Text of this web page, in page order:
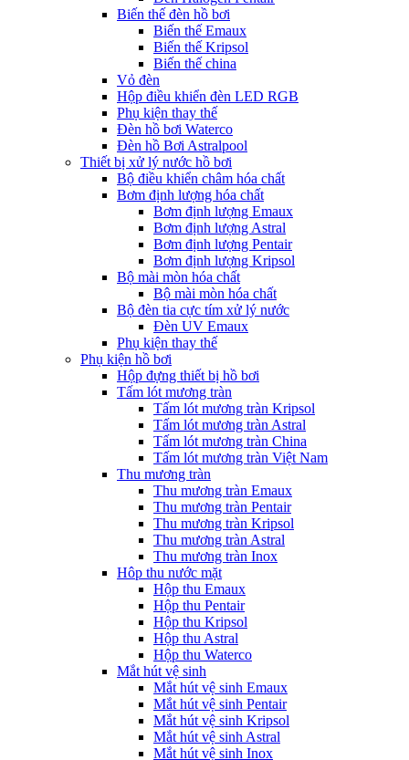
Biến thế đèn hồ bơi
Biến thế Emaux
Biến thế Kripsol
Biến thế china
Vỏ đèn
Hộp điều khiển đèn LED RGB
Phụ kiện thay thế
Đèn hồ bơi Waterco
Đèn hồ Bơi Astralpool
Thiết bị xử lý nước hồ bơi
Bộ điều khiển châm hóa chất
Bơm định lượng hóa chất
Bơm định lượng Emaux
Bơm định lượng Astral
Bơm định lượng Pentair
Bơm định lượng Kripsol
Bộ mài mòn hóa chất
Bộ mài mòn hóa chất
Bộ đèn tia cực tím xử lý nước
Đèn UV Emaux
Phụ kiện thay thế
Phụ kiện hồ bơi
Hộp đựng thiết bị hồ bơi
Tấm lót mương tràn
Tấm lót mương tràn Kripsol
Tấm lót mương tràn Astral
Tấm lót mương tràn China
Tấm lót mương tràn Việt Nam
Thu mương tràn
Thu mương tràn Emaux
Thu mương tràn Pentair
Thu mương tràn Kripsol
Thu mương tràn Astral
Thu mương tràn Inox
Hôp thu nước mặt
Hộp thu Emaux
Hộp thu Pentair
Hộp thu Kripsol
Hộp thu Astral
Hộp thu Waterco
Mắt hút vệ sinh
Mắt hút vệ sinh Emaux
Mắt hút vệ sinh Pentair
Mắt hút vệ sinh Kripsol
Mắt hút vệ sinh Astral
Mắt hút vệ sinh Inox